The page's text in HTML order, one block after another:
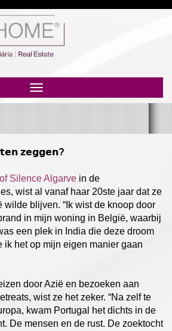
navigation
𝘇𝗲𝗴𝗴𝗲𝗻?
Silence Algarve in de
wist al vanaf haar 20ste jaar dat ze
wilde blijven. “Ik wist de knoop door
in mijn woning in België, waarbij
een plek in India die deze droom
ik het op mijn eigen manier gaan
door Azië en bezoeken aan
wist ze het zeker. “Na zelf te
kwam Portugal het dichts in de
De mensen en de rust. De zoektocht